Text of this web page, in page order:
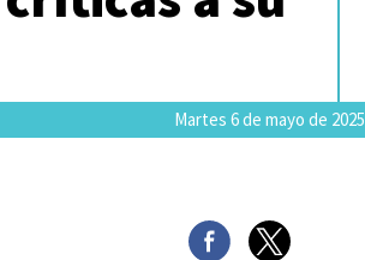
Martes 6 de mayo de 2025